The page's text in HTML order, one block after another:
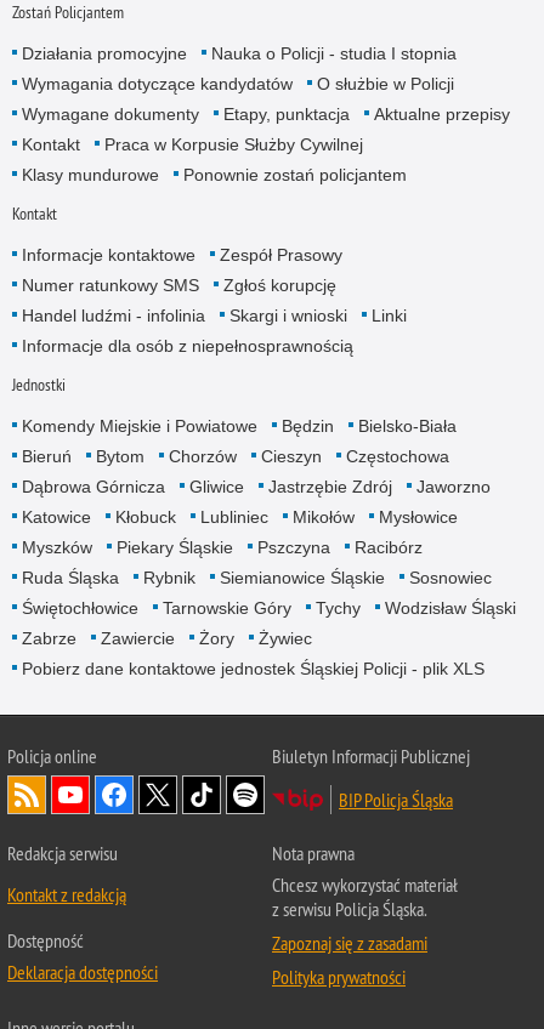
Zostań Policjantem
Działania promocyjne
Nauka o Policji - studia I stopnia
Wymagania dotyczące kandydatów
O służbie w Policji
Wymagane dokumenty
Etapy, punktacja
Aktualne przepisy
Kontakt
Praca w Korpusie Służby Cywilnej
Klasy mundurowe
Ponownie zostań policjantem
Kontakt
Informacje kontaktowe
Zespół Prasowy
Numer ratunkowy SMS
Zgłoś korupcję
Handel ludźmi - infolinia
Skargi i wnioski
Linki
Informacje dla osób z niepełnosprawnością
Jednostki
Komendy Miejskie i Powiatowe Będzin
Bielsko-Biała
Bieruń
Bytom Chorzów Cieszyn
Częstochowa
Dąbrowa Górnicza
Gliwice Jastrzębie Zdrój
Jaworzno
Katowice
Kłobuck Lubliniec Mikołów
Mysłowice
Myszków
Piekary Śląskie Pszczyna
Racibórz
Ruda Śląska
Rybnik Siemianowice Śląskie
Sosnowiec
Świętochłowice
Tarnowskie Góry Tychy
Wodzisław Śląski
Zabrze
Zawiercie Żory
Żywiec
Pobierz dane kontaktowe jednostek Śląskiej Policji - plik XLS
Policja online
Biuletyn Informacji Publicznej
BIP Policja Śląska
Redakcja serwisu
Kontakt z redakcją
Dostępność
Deklaracja dostępności
Nota prawna
Chcesz wykorzystać materiał
z serwisu Policja Śląska.
Zapoznaj się z zasadami
Polityka prywatności